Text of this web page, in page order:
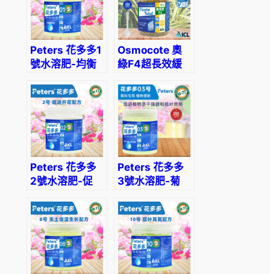
觀
葉
植
物
盆
栽
數
量
Peters 花多多1
號水溶肥-均衡
Osmocote 奧
綠F4超長效緩
景、木本植物使
用
Peters 花多多
2號水溶肥-促
Peters 花多多
3號水溶肥-菊